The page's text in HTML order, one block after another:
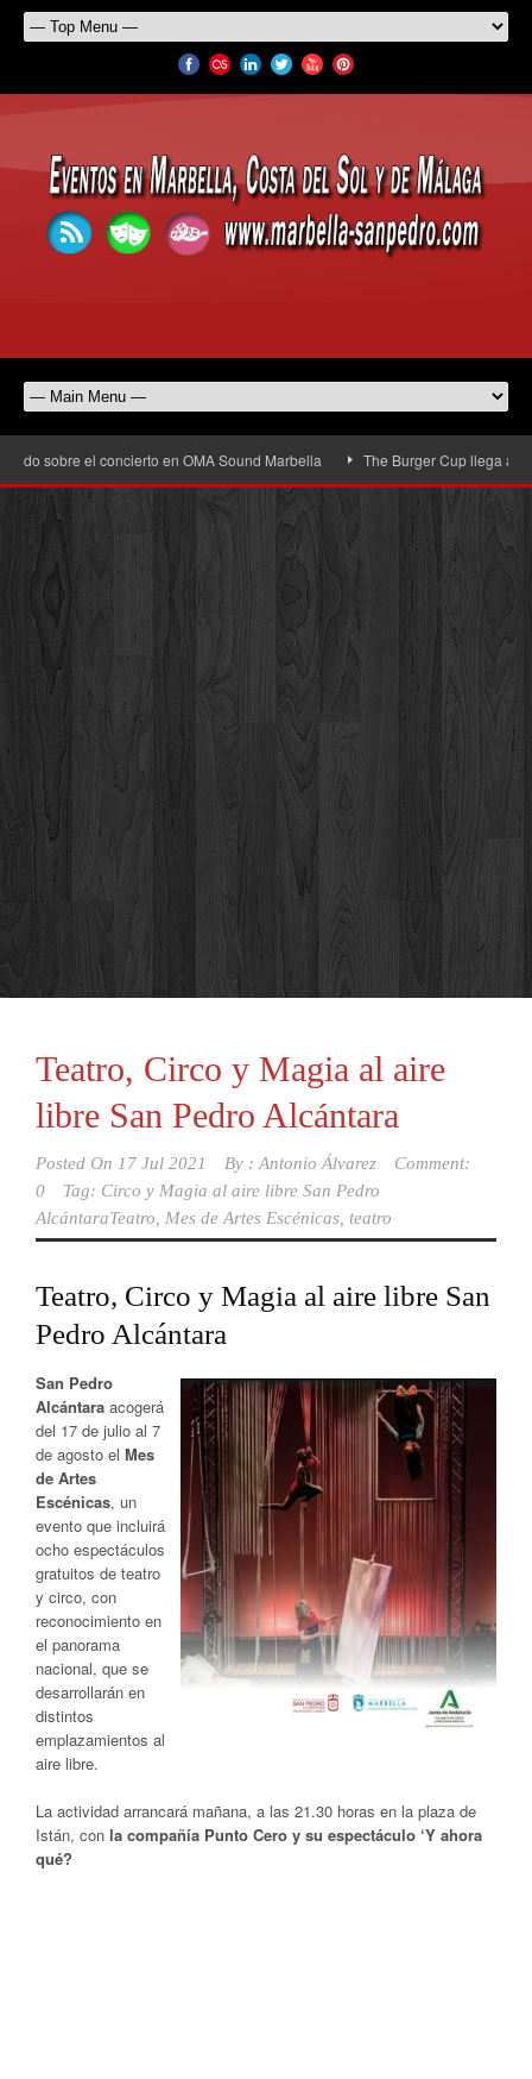
el concierto en OMA Sound Marbella The Burger Cup llega a San
Teatro, Circo y Magia al aire
libre San Pedro Alcántara
Posted On 17 Jul 2021 By : Antonio Álvarez
Comment:
0
Tag: Circo y Magia al aire libre San Pedro
AlcántaraTeatro
Mes de Artes Escénicas teatro
Teatro, Circo y Magia al aire libre San
Pedro Alcántara
San Pedro
Alcántara acogerá
del 17 de julio al 7
de agosto el Mes
de Artes
Escénicas, un
evento que incluirá
ocho espectáculos
gratuitos de teatro
y circo, con
reconocimiento en
el panorama
nacional, que se
desarrollarán en
distintos
emplazamientos al
aire libre.
La actividad arrancará mañana, a las 21.30 horas en la plaza de
Istán, con la compañía Punto Cero y su espectáculo ‘Y ahora
qué?